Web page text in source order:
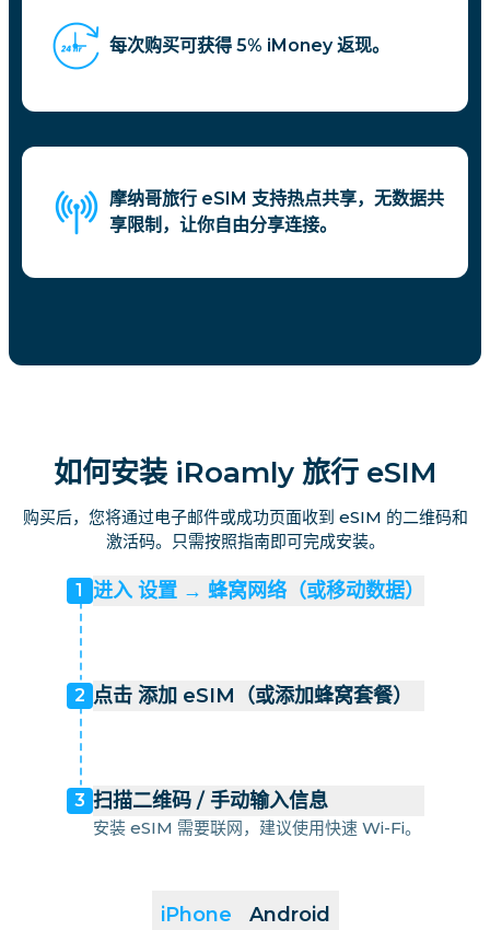
每次购买可获得 5% iMoney 返现。
摩纳哥旅行 eSIM 支持热点共享，无数据共
享限制，让你自由分享连接。
如何安装 iRoamly 旅行 eSIM
购买后，您将通过电子邮件或成功页面收到 eSIM 的二维码和
激活码。只需按照指南即可完成安装。
iPhone Android
1 进入 设置 → 蜂窝网络（或移动数据）
2 点击 添加 eSIM（或添加蜂窝套餐）
3 扫描二维码 / 手动输入信息
安装 eSIM 需要联网，建议使用快速 Wi-Fi。